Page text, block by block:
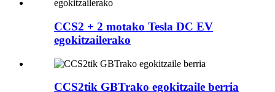
CCS2 + 2 motako Tesla DC EV
egokitzailerako
CCS2tik GBTrako egokitzaile berria